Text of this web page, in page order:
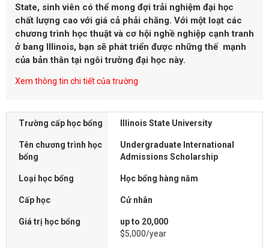
State, sinh viên có thể mong đợi trải nghiệm đại học
chất lượng cao với giá cả phải chăng. Với một loạt các
chương trình học thuật và cơ hội nghề nghiệp cạnh tranh
ở bang Illinois, bạn sẽ phát triển được những thế mạnh
của bản thân tại ngôi trường đại học này.
Xem thông tin chi tiết của trường
Trường cấp học bổng Illinois State University
Tên chương trình học
bổng
Undergraduate International
Admissions Scholarship
Loại học bổng Học bổng hàng năm
Cấp học Cử nhân
Giá trị học bổng
up to 20,000
$5,000/year